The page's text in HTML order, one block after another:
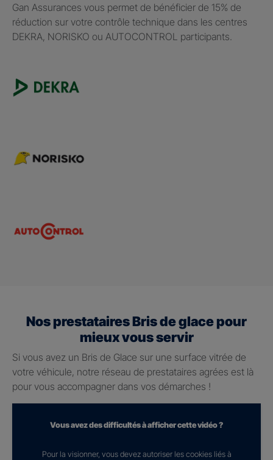
Gan Assurances vous permet de bénéficier de 15% de
réduction sur votre contrôle technique dans les centres
DEKRA, NORISKO ou AUTOCONTROL participants.
Nos prestataires Bris de glace pour
mieux vous servir
Si vous avez un Bris de Glace sur une surface vitrée de
votre véhicule, notre réseau de prestataires agrées est là
pour vous accompagner dans vos démarches !
Vous avez des difficultés à afficher cette vidéo ?
Pour la visionner, vous devez autoriser les cookies liés à